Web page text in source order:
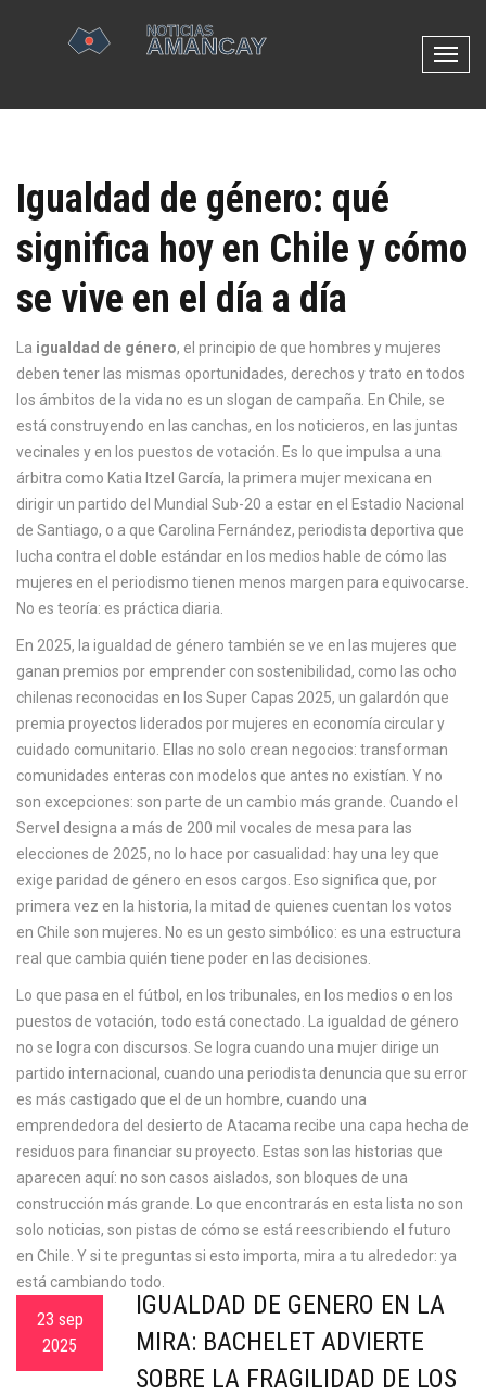
N
v
i
ó
p
l
c
a
Igualdad de género: qué
significa hoy en Chile y cómo
se vive en el día a día
La igualdad de género, el principio de que hombres y mujeres
deben tener las mismas oportunidades, derechos y trato en todos
los ámbitos de la vida no es un slogan de campaña. En Chile, se
está construyendo en las canchas, en los noticieros, en las juntas
vecinales y en los puestos de votación. Es lo que impulsa a una
árbitra como Katia Itzel García, la primera mujer mexicana en
dirigir un partido del Mundial Sub-20 a estar en el Estadio Nacional
de Santiago, o a que Carolina Fernández, periodista deportiva que
lucha contra el doble estándar en los medios hable de cómo las
mujeres en el periodismo tienen menos margen para equivocarse.
No es teoría: es práctica diaria.
En 2025, la igualdad de género también se ve en las mujeres que
ganan premios por emprender con sostenibilidad, como las ocho
chilenas reconocidas en los Super Capas 2025, un galardón que
premia proyectos liderados por mujeres en economía circular y
cuidado comunitario . Ellas no solo crean negocios: transforman
comunidades enteras con modelos que antes no existían. Y no
son excepciones: son parte de un cambio más grande. Cuando el
Servel designa a más de 200 mil vocales de mesa para las
elecciones de 2025, no lo hace por casualidad: hay una ley que
exige paridad de género en esos cargos. Eso significa que, por
primera vez en la historia, la mitad de quienes cuentan los votos
en Chile son mujeres. No es un gesto simbólico: es una estructura
real que cambia quién tiene poder en las decisiones.
Lo que pasa en el fútbol, en los tribunales, en los medios o en los
puestos de votación, todo está conectado. La igualdad de género
no se logra con discursos. Se logra cuando una mujer dirige un
partido internacional, cuando una periodista denuncia que su error
es más castigado que el de un hombre, cuando una
emprendedora del desierto de Atacama recibe una capa hecha de
residuos para financiar su proyecto. Estas son las historias que
aparecen aquí: no son casos aislados, son bloques de una
construcción más grande. Lo que encontrarás en esta lista no son
solo noticias, son pistas de cómo se está reescribiendo el futuro
en Chile. Y si te preguntas si esto importa, mira a tu alrededor: ya
está cambiando todo.
23 sep
2025
IGUALDAD DE GÉNERO EN LA
MIRA: BACHELET ADVIERTE
SOBRE LA FRAGILIDAD DE LOS